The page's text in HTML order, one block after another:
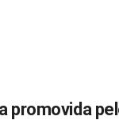
promovida